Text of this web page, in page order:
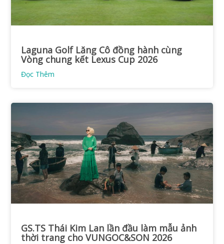
Laguna Golf Lăng Cô đồng hành cùng
Vòng chung kết Lexus Cup 2026
Đọc Thêm
GS.TS Thái Kim Lan lần đầu làm mẫu ảnh
thời trang cho VUNGOC&SON 2026